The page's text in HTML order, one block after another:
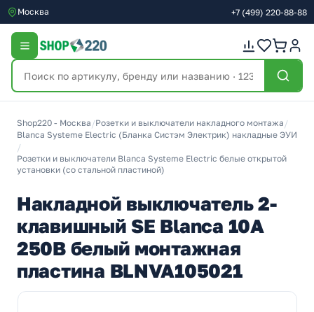
Москва +7 (499) 220-88-88
Shop220 - Москва /Розетки и выключатели накладного монтажа /
Blanca Systeme Electric (Бланка Систэм Электрик) накладные ЭУИ
/
Розетки и выключатели Blanca Systeme Electric белые открытой
установки (со стальной пластиной)
Накладной выключатель 2-
клавишный SE Blanca 10А
250В белый монтажная
пластина BLNVA105021